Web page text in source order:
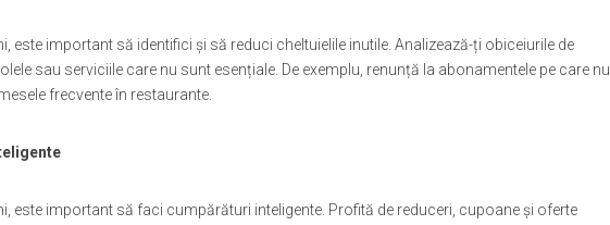
este important să identifici și să reduci cheltuielile inutile. Analizează-ți obiceiurile de
sau serviciile care nu sunt esențiale. De exemplu, renunță la abonamentele pe care nu
frecvente în restaurante.
este important să faci cumpărături inteligente. Profită de reduceri, cupoane și oferte